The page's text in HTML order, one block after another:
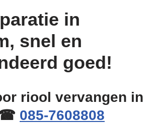
in
snel en
goed!
riool vervangen in
☎ 085-7608808